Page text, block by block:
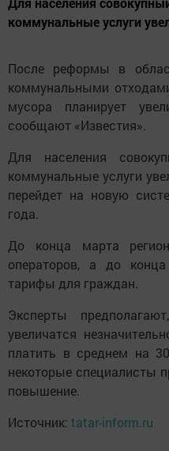
коммунальные услуги
После реформы в
коммунальными
мусора планирует
сообщают «Известия».
Для населения
коммунальные услуги
перейдет на новую
года.
До конца марта
операторов, а до
тарифы для граждан.
Эксперты
увеличатся
платить в среднем на
некоторые специалисты
повышение.
Источник: tatar-inform.ru